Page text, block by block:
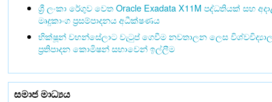
ශ්‍රී ලංකා රේගුව වෙත Oracle Exadata X11M පද්ධතියක් සහ
මෘදුකාංග ප්‍රසම්පාදනය අධීක්ෂණය
භික්ෂූන් වහන්සේලාට වැටුප් ගෙවීම නවතාලන ලෙස
ප්‍රතිපාදන කොමිෂන් සභාවෙන් ඉල්ලීම
සමාජ මාධ්‍යය